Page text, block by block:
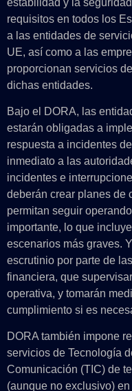
requisitos en todos los
a las entidades de
UE, así como a las
proporcionan servicios
dichas entidades.
Bajo el DORA, las
estarán obligadas a
respuesta a incidentes
inmediato a las
incidentes e
deberán crear planes de
permitan seguir
importante, lo que
escenarios más graves.
escrutinio por parte de
financiera, que
operativa, y tomarán
cumplimiento si es
DORA también impone
servicios de Tecnología
Comunicación (TIC) de
(aunque no exclusivo)